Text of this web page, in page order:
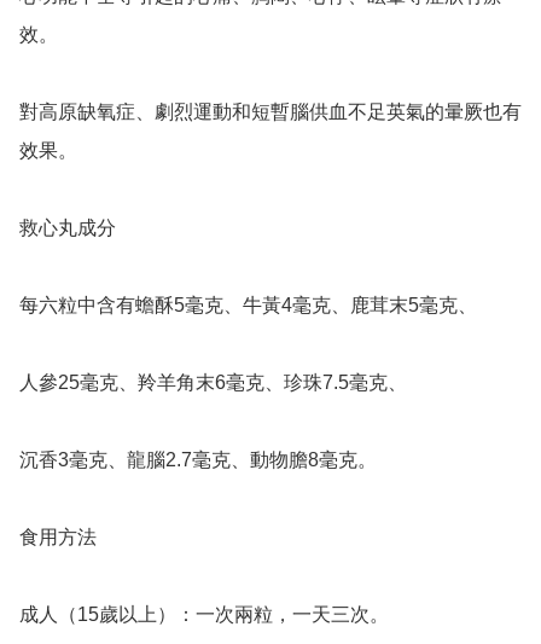
效。
對高原缺氧症、劇烈運動和短暫腦供血不足英氣的暈厥也有
效果。
救心丸成分
每六粒中含有蟾酥5毫克、牛黃4毫克、鹿茸末5毫克、
人參25毫克、羚羊角末6毫克、珍珠7.5毫克、
沉香3毫克、龍腦2.7毫克、動物膽8毫克。
食用方法
成人（15歲以上）：一次兩粒，一天三次。